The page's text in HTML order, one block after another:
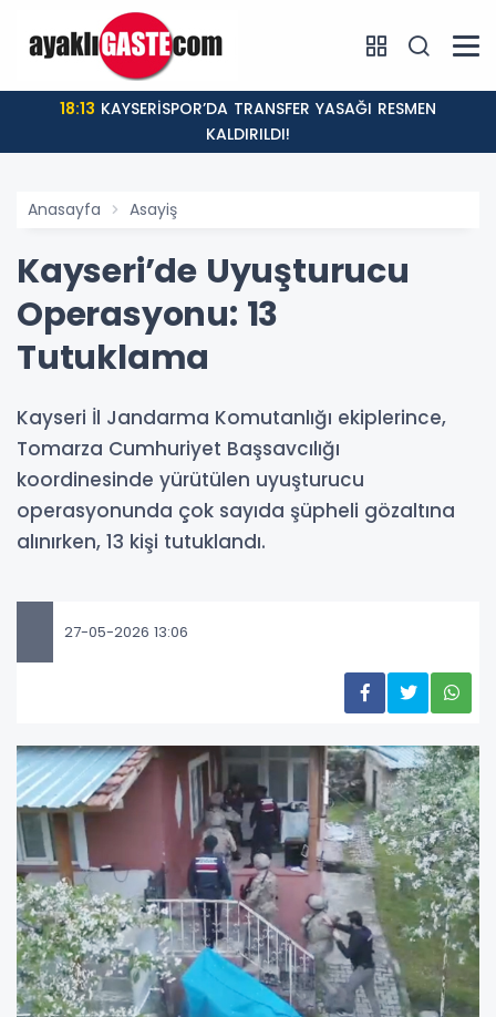
18:13
KALDIRILDI!
Anasayfa Asayiş
Kayseri’de Uyuşturucu
Operasyonu: 13
Tutuklama
Kayseri İl Jandarma Komutanlığı ekiplerince,
Tomarza Cumhuriyet Başsavcılığı
koordinesinde yürütülen uyuşturucu
operasyonunda çok sayıda şüpheli gözaltına
alınırken, 13 kişi tutuklandı.
27-05-2026 13:06